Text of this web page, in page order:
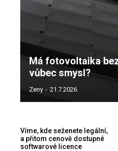
Má fotovoltaika
vůbec smysl?
Zeny - 21.7.2026
Víme, kde seženete legální,
a přitom cenově dostupné
softwarové licence